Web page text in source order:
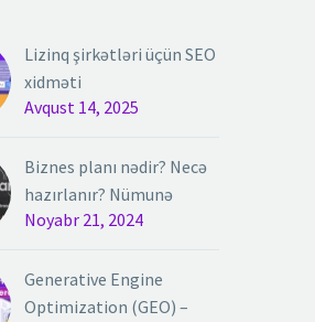
Lizinq şirkətləri üçün SEO
xidməti
Avqust 14, 2025
Biznes planı nədir? Necə
hazırlanır? Nümunə
Noyabr 21, 2024
Generative Engine
Optimization (GEO) –